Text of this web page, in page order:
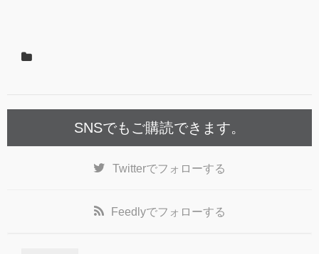
SNSでもご購読できます。
Twitterでフォローする
Feedlyでフォローする